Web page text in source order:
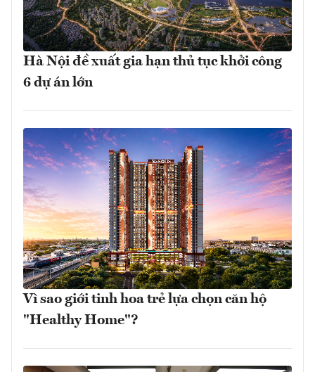
Hà Nội đề xuất gia hạn thủ tục khởi công
6 dự án lớn
Vì sao giới tinh hoa trẻ lựa chọn căn hộ
"Healthy Home"?